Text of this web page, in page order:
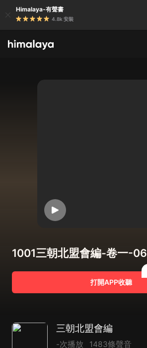
Himalaya-有聲書
4.8k 安裝
1001三朝北盟會編-卷一-06
打開APP收聽
三朝北盟會編
-次播放 1483條聲音